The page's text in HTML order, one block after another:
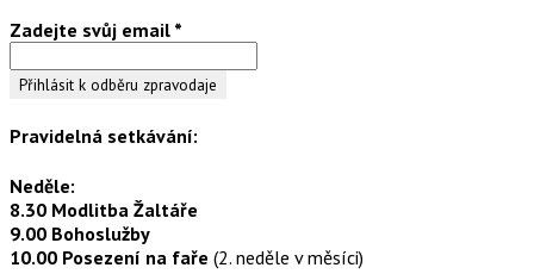
Zadejte svůj email *
Pravidelná setkávání:
Neděle:
8.30 Modlitba Žaltáře
9.00 Bohoslužby
10.00 Posezení na faře (2. neděle v měsíci)